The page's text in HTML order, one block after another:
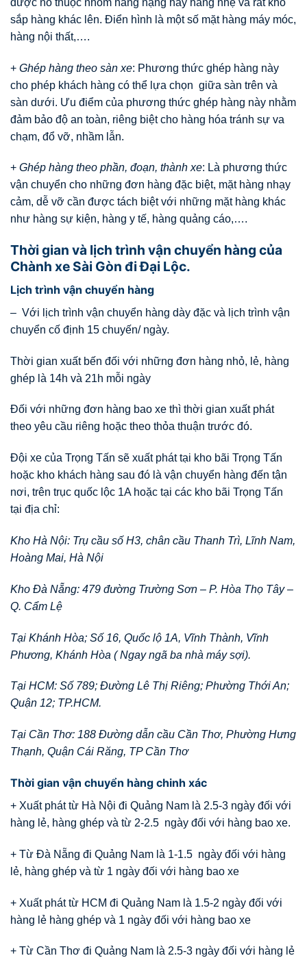
sắp hàng khác lên. Điển hình là một số mặt hàng máy móc,
hàng nội thất,….
+ Ghép hàng theo sàn xe: Phương thức ghép hàng này
cho phép khách hàng có thể lựa chọn giữa sàn trên và
sàn dưới. Ưu điểm của phương thức ghép hàng này nhằm
đảm bảo độ an toàn, riêng biệt cho hàng hóa tránh sự va
chạm, đổ vỡ, nhầm lẫn.
+ Ghép hàng theo phần, đoạn, thành xe: Là phương thức
vận chuyển cho những đơn hàng đặc biệt, mặt hàng nhạy
cảm, dễ vỡ cần được tách biệt với những mặt hàng khác
như hàng sự kiện, hàng y tế, hàng quảng cáo,….
Thời gian và lịch trình vận chuyển hàng của
Chành xe Sài Gòn đi Đại Lộc.
Lịch trình vận chuyển hàng
– Với lịch trình vận chuyển hàng dày đặc và lịch trình vận
chuyển cố định 15 chuyến/ ngày.
Thời gian xuất bến đối với những đơn hàng nhỏ, lẻ, hàng
ghép là 14h và 21h mỗi ngày
Đối với những đơn hàng bao xe thì thời gian xuất phát
theo yêu cầu riêng hoặc theo thỏa thuận trước đó.
Đội xe của Trọng Tấn sẽ xuất phát tại kho bãi Trọng Tấn
hoặc kho khách hàng sau đó là vận chuyển hàng đến tận
nơi, trên trục quốc lộc 1A hoặc tại các kho bãi Trọng Tấn
tại địa chỉ:
Kho Hà Nội: Trụ cầu số H3, chân cầu Thanh Trì, Lĩnh Nam,
Hoàng Mai, Hà Nội
Kho Đà Nẵng: 479 đường Trường Sơn – P. Hòa Thọ Tây –
Q. Cẩm Lệ
Tại Khánh Hòa; Số 16, Quốc lộ 1A, Vĩnh Thành, Vĩnh
Phương, Khánh Hòa ( Ngay ngã ba nhà máy sợi).
Tại HCM: Số 789; Đường Lê Thị Riêng; Phường Thới An;
Quận 12; TP.HCM.
Tại Cần Thơ: 188 Đường dẫn cầu Cần Thơ, Phường Hưng
Thạnh, Quận Cái Răng, TP Cần Thơ
Thời gian vận chuyển hàng chinh xác
+ Xuất phát từ Hà Nội đi Quảng Nam là 2.5-3 ngày đối với
hàng lẻ, hàng ghép và từ 2-2.5 ngày đối với hàng bao xe.
+ Từ Đà Nẵng đi Quảng Nam là 1-1.5 ngày đối với hàng
lẻ, hàng ghép và từ 1 ngày đối với hàng bao xe
+ Xuất phát từ HCM đi Quảng Nam là 1.5-2 ngày đối với
hàng lẻ hàng ghép và 1 ngày đối với hàng bao xe
+ Từ Cần Thơ đi Quảng Nam là 2.5-3 ngày đối với hàng lẻ